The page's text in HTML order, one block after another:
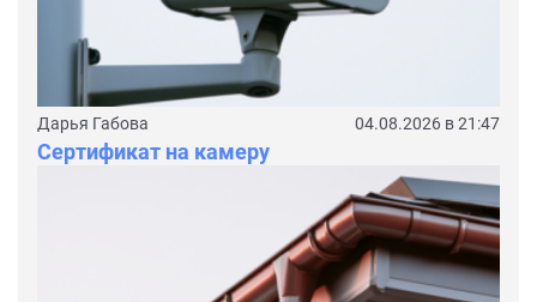
Дарья Габова 04.08.2026 в 21:47
Сертификат на камеру